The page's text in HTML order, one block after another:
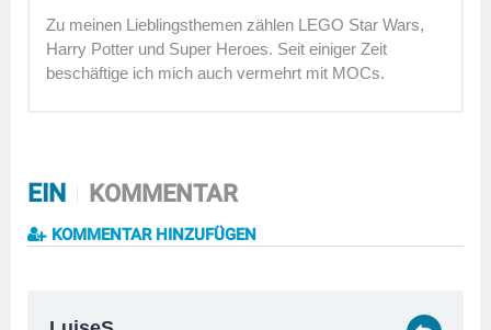
Zu meinen Lieblingsthemen zählen LEGO Star Wars,
Harry Potter und Super Heroes. Seit einiger Zeit
beschäftige ich mich auch vermehrt mit MOCs.
EIN KOMMENTAR
KOMMENTAR HINZUFÜGEN